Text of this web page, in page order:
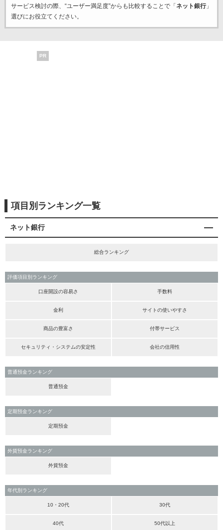
サービス検討の際、“ユーザー満足度”からも比較することで「 ネット銀行」
選びにお役立てください。
PR
項目別ランキング一覧
ネット銀行
総合ランキング
評価項目別ランキング
口座開設の容易さ 手数料
金利 サイトの使いやすさ
商品の豊富さ 付帯サービス
セキュリティ・システムの安定性 会社の信用性
普通預金ランキング
普通預金
定期預金ランキング
定期預金
外貨預金ランキング
外貨預金
年代別ランキング
10・20代 30代
40代 50代以上